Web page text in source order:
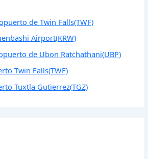
de Twin Falls(TWF)
Airport(KRW)
de Ubon Ratchathani(UBP)
Twin Falls(TWF)
Tuxtla Gutierrez(TGZ)